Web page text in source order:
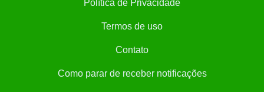
Política de Privacidade
Termos de uso
Contato
Como parar de receber notificações